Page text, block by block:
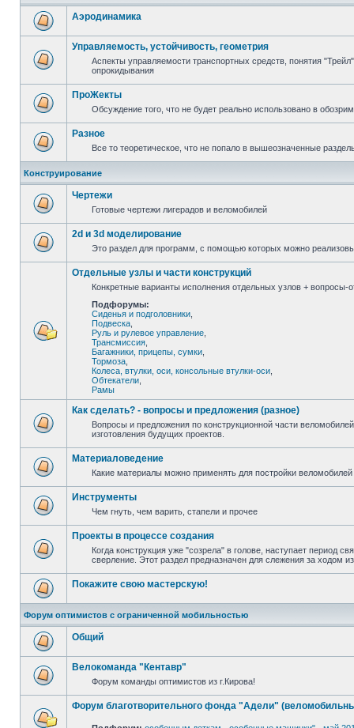
Аэродинамика
Управляемость, устойчивость, геометрия
Аспекты управляемости транспортных средств, понятия
опрокидывания
ПроЖекты
Обсуждение того, что не будет реально использовано в
Разное
Все то теоретическое, что не попало в вышеозначенные
Конструирование
Чертежи
Готовые чертежи лигерадов и веломобилей
2d и 3d моделирование
Это раздел для программ, с помощью которых можно
Отдельные узлы и части конструкций
Конкретные варианты исполнения отдельных узлов + вопросы-
Подфорумы:
Сиденья и подголовники
Подвеска
Руль и рулевое управление
Трансмиссия
Багажники, прицепы, сумки
Тормоза
Колеса, втулки, оси, консольные втулки-оси
Обтекатели
Рамы
Как сделать? - вопросы и предложения (разное)
Вопросы и предложения по конструкционной части
изготовления будущих проектов.
Материаловедение
Какие материалы можно применять для постройки
Инструменты
Чем гнуть, чем варить, стапели и прочее
Проекты в процессе создания
Когда конструкция уже "созрела" в голове, наступает период
сверление. Этот раздел предназначен для слежения за ходом
Покажите свою мастерскую!
Форум оптимистов с ограниченной мобильностью
Общий
Велокоманда "Кентавр"
Форум команды оптимистов из г.Кирова!
Форум благотворительного фонда "Адели"